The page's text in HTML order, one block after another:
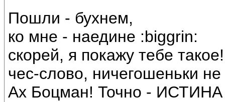
Пошли - бухнем,
ко мне - наедине :biggrin:
скорей, я покажу тебе
чес-слово, ничегошеньки
Ах Боцман! Точно -